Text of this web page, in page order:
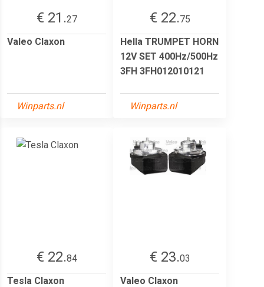
€ 21.27
Valeo Claxon
Winparts.nl
€ 22.75
Hella TRUMPET HORN
12V SET 400Hz/500Hz
3FH 3FH012010121
Winparts.nl
€ 22.84
Tesla Claxon
€ 23.03
Valeo Claxon